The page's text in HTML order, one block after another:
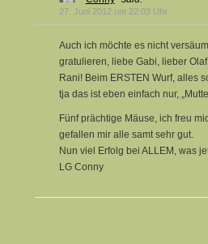
27. Juni 2012 um 22:03 Uhr
Auch ich möchte es nicht
gratulieren, liebe Gabi, lieber
Rani! Beim ERSTEN Wurf, alles
tja das ist eben einfach nur,
Fünf prächtige Mäuse, ich freu
gefallen mir alle samt sehr gut.
Nun viel Erfolg bei ALLEM, was
LG Conny